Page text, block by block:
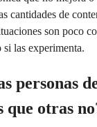
cantidades de
son poco
las experimenta.
personas
otras